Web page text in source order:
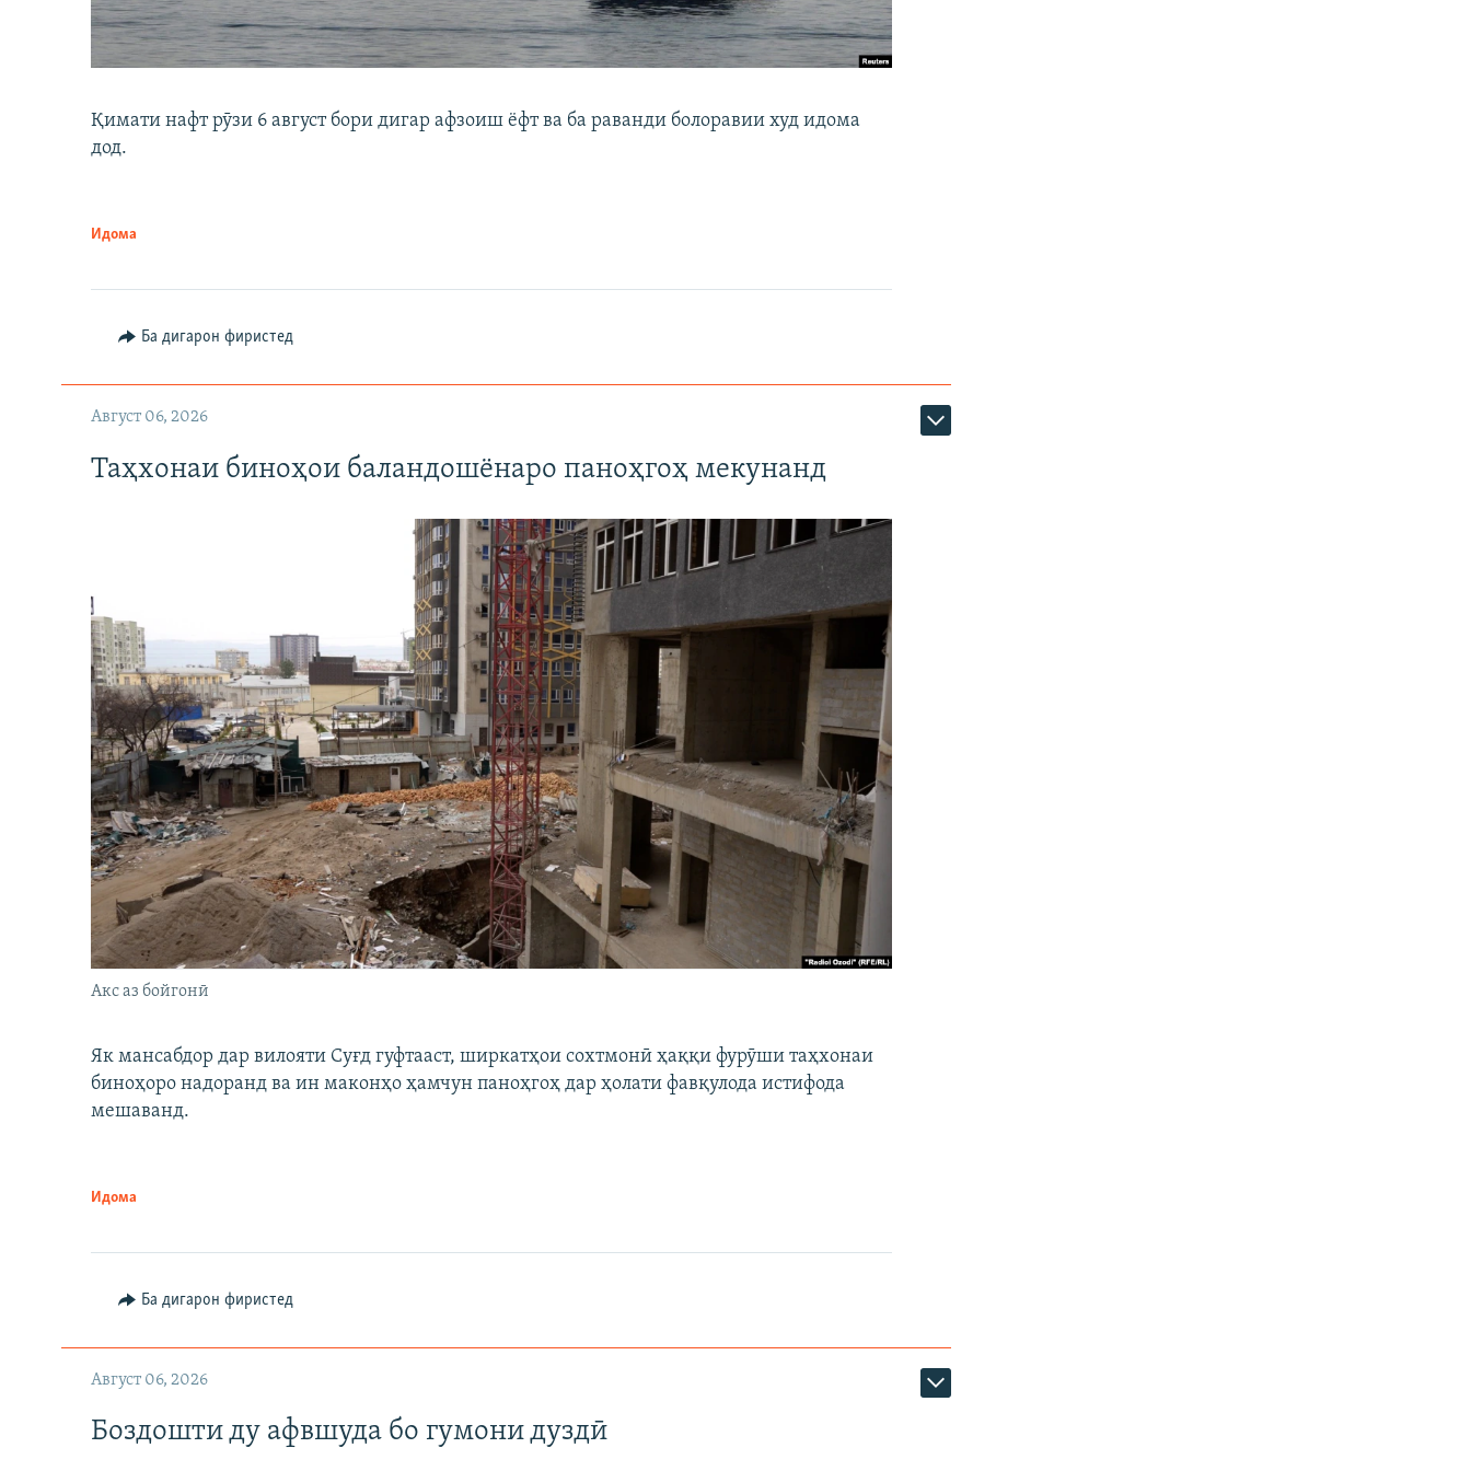
Қимати нафт рӯзи 6 август бори дигар афзоиш ёфт ва ба раванди болоравии худ идома
дод.
Идома
Ба дигарон фиристед
Август 06, 2026
Таҳхонаи биноҳои баландошёнаро паноҳгоҳ мекунанд
Акс аз бойгонӣ
Як мансабдор дар вилояти Суғд гуфтааст, ширкатҳои сохтмонӣ ҳаққи фурӯши таҳхонаи
биноҳоро надоранд ва ин маконҳо ҳамчун паноҳгоҳ дар ҳолати фавқулода истифода
мешаванд.
Идома
Ба дигарон фиристед
Август 06, 2026
Боздошти ду афвшуда бо гумони дуздӣ